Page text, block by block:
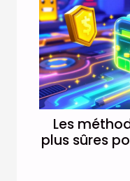
Les
plus sûres